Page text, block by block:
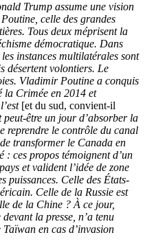
Trump assume une vision
celle des grandes
Tous deux méprisent la
démocratique. Dans
instances multilatérales sont
désertent volontiers. Le
Vladimir Poutine a conquis
la Crimée en 2014 et
[et du sud, convient-il
être un jour d’absorber la
reprendre le contrôle du canal
transformer le Canada en
ces propos témoignent d’un
et valident l’idée de zone
puissances. Celle des États-
Celle de la Russie est
de la Chine ? À ce jour,
la presse, n’a tenu
en cas d’invasion